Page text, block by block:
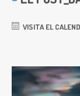
VISITA EL